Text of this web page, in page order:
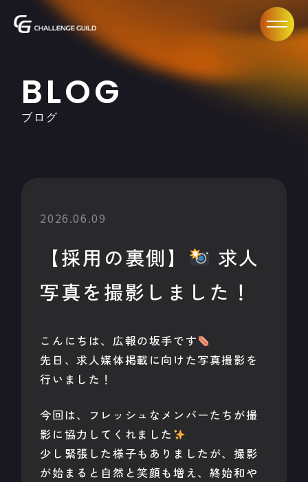
BLOG
ブログ
2026.06.09
【採用の裏側】
求人
写真を撮影しました！
こんにちは、広報の坂手です
先日、求人媒体掲載に向けた写真撮影を
行いました！
今回は、フレッシュなメンバーたちが撮
影に協力してくれました
少し緊張した様子もありましたが、撮影
が始まると自然と笑顔も増え、終始和や